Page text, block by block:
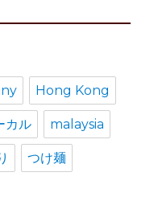
Hong Kong
カル malaysia
つけ麺